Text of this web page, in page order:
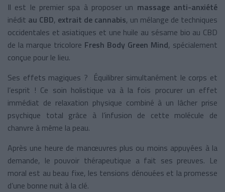
Il est le premier spa à proposer un massage anti-anxiété
inédit au CBD, extrait de cannabis, un mélange de techniques
occidentales et asiatiques et une huile au sésame bio au CBD
de la marque tricolore Fresh Body Green Mind, spécialement
conçue pour le lieu.
Ses effets magiques ? Équilibrer simultanément le corps et
l’esprit ! Ce soin holistique va à la fois procurer un effet
immédiat de relaxation physique combiné à un lâcher prise
psychique total grâce à l’infusion de cette molécule de
chanvre à même la peau.
Après une heure de manœuvres plus ou moins appuyées à la
demande, le pouvoir thérapeutique a fait ses preuves. Le
moral est au beau fixe, les tensions dénouées et la promesse
d’une bonne nuit à la clé.